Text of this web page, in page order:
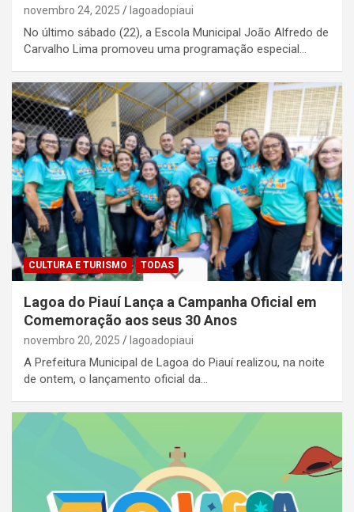
novembro 24, 2025 lagoadopiaui
No último sábado (22), a Escola Municipal João Alfredo de
Carvalho Lima promoveu uma programação especial…
CULTURA E TURISMO TODAS
Lagoa do Piauí Lança a Campanha Oficial em
Comemoração aos seus 30 Anos
novembro 20, 2025 lagoadopiaui
A Prefeitura Municipal de Lagoa do Piauí realizou, na noite
de ontem, o lançamento oficial da…